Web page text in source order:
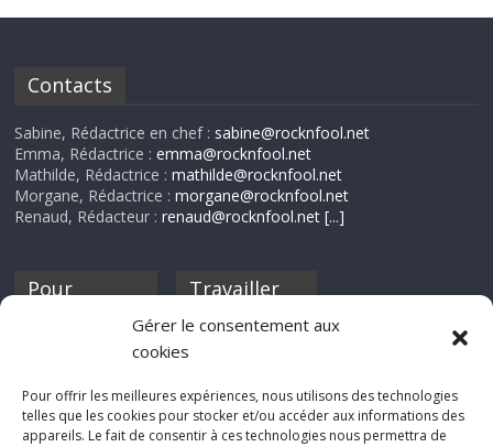
Gérer le consentement aux
cookies
Pour offrir les meilleures expériences, nous utilisons des technologies
telles que les cookies pour stocker et/ou accéder aux informations des
appareils. Le fait de consentir à ces technologies nous permettra de
Contacts
Sabine, Rédactrice en chef : sabine@rocknfool.net
Emma, Rédactrice :emma@rocknfool.net
Mathilde, Rédactrice :mathilde@rocknfool.net
Morgane, Rédactrice :morgane@rocknfool.net
Renaud, Rédacteur :renaud@rocknfool.net [...]
Pour
discothèque
Travailler
Si tu souhaites
Rocknfool, n'hésite
pas à nous envoyer